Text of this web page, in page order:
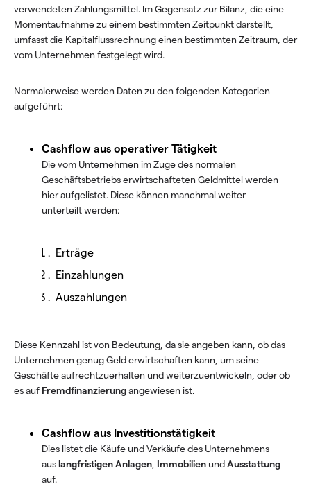
verwendeten Zahlungsmittel. Im Gegensatz zur Bilanz, die eine
Momentaufnahme zu einem bestimmten Zeitpunkt darstellt,
umfasst die Kapitalflussrechnung einen bestimmten Zeitraum, der
vom Unternehmen festgelegt wird.
Normalerweise werden Daten zu den folgenden Kategorien
aufgeführt:
Cashflow aus operativer Tätigkeit
Die vom Unternehmen im Zuge des normalen
Geschäftsbetriebs erwirtschafteten Geldmittel werden
hier aufgelistet. Diese können manchmal weiter
unterteilt werden:
Erträge
Einzahlungen
Auszahlungen
Diese Kennzahl ist von Bedeutung, da sie angeben kann, ob das
Unternehmen genug Geld erwirtschaften kann, um seine
Geschäfte aufrechtzuerhalten und weiterzuentwickeln, oder ob
es auf Fremdfinanzierungangewiesen ist.
Cashflow aus Investitionstätigkeit
Dies listet die Käufe und Verkäufe des Unternehmens
auslangfristigen Anlagen Immobilien undAusstattung
auf.